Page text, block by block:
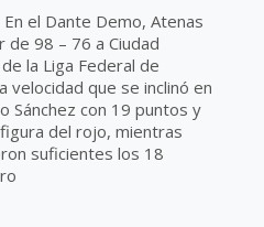
el Dante Demo, Atenas
de 98 – 76 a Ciudad
la Liga Federal de
velocidad que se inclinó en
Sánchez con 19 puntos y
del rojo, mientras
suficientes los 18